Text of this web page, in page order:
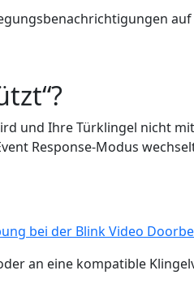
und Ihre Türklingel nicht
Response-Modus
bei der Blink Video
an eine kompatible